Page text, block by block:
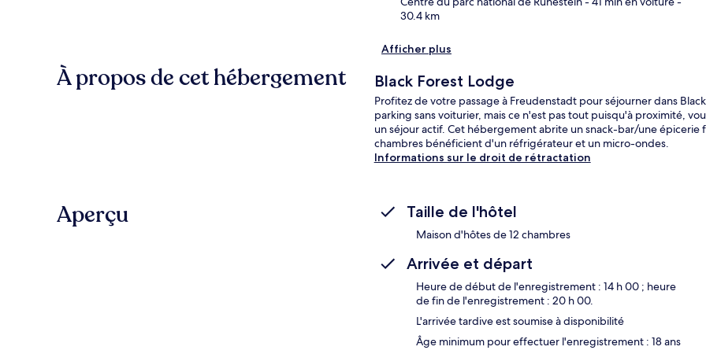
30.4 km
Afficher plus
À propos de cet hébergement Black Forest Lodge
Profitez de votre passage à Freudenstadt pour séjourner dans
parking sans voiturier, mais ce n'est pas tout puisqu'à proximité,
un séjour actif. Cet hébergement abrite un snack-bar/une
chambres bénéficient d'un réfrigérateur et un micro-ondes.
Informations sur le droit de rétractation
Aperçu Taille de l'hôtel
Maison d'hôtes de 12 chambres
Arrivée et départ
Heure de début de l'enregistrement : 14 h 00 ; heure
de fin de l'enregistrement : 20 h 00.
L'arrivée tardive est soumise à disponibilité
Âge minimum pour effectuer l'enregistrement : 18 ans